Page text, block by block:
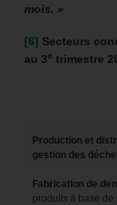
mois. »
[6] Secteurs
au 3e trimestre
Production et
gestion des
Fabrication de
produits à base de